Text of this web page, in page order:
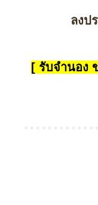
ลงป
[ รับจำนอง